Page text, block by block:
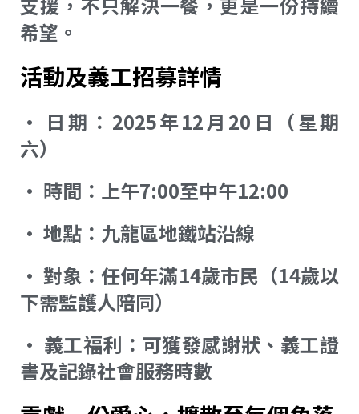
希望。
活動及義工招募詳情
• 日期：2025年12月20日（星期
六）
• 時間：上午7:00至中午12:00
• 地點：九龍區地鐵站沿線
• 對象：任何年滿14歲市民（14歲以
下需監護人陪同）
• 義工福利：可獲發感謝狀、義工證
書及記錄社會服務時數